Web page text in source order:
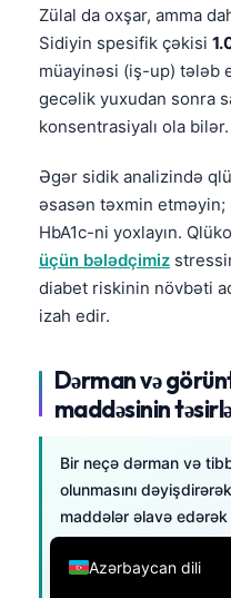
Zülal da oxşar, amma
Sidiyin spesifik çəkisi
müayinəsi (iş-up) tələb
gecəlik yuxudan sonra
konsentrasiyalı ola bilər.
Əgər sidik analizində
əsasən təxmin etməyin;
HbA1c-ni yoxlayın.
üçün bələdçimiz
diabet riskinin növbəti
izah edir.
Dərman və
maddəsinin
Bir neçə dərman və
olunmasını
maddələr əlavə
dəyişə bilər. Mən ilk
nümunələri
Azərbaycan dili
Deutsch
العربية
Français
עִבְרִית
Español
Português
Ελληνικά
Türkçe
简体中文
فارسی
Български
Dansk